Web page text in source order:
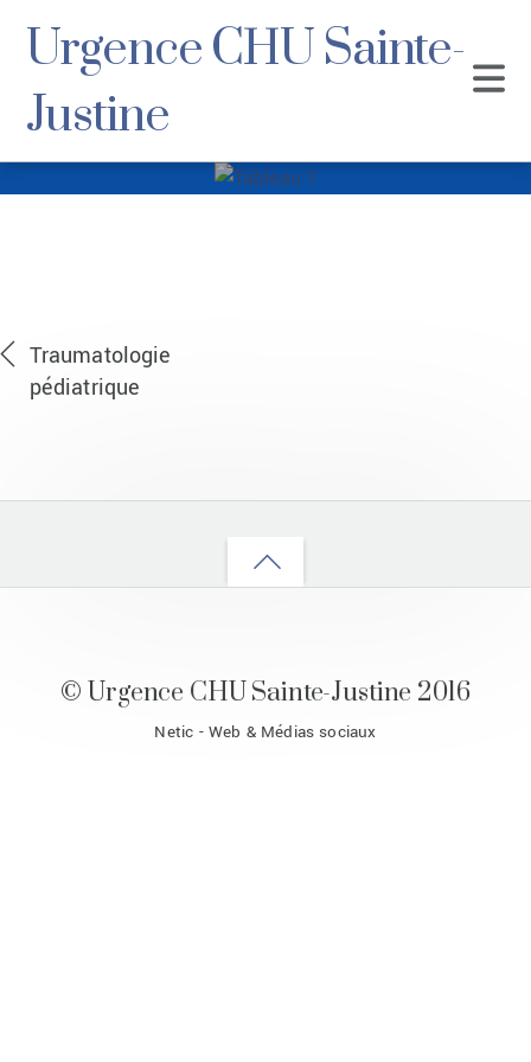
Urgence CHU Sainte-
Justine
Traumatologie
pédiatrique
Back
© Urgence CHU Sainte-Justine 2016
Netic - Web & Médias sociaux